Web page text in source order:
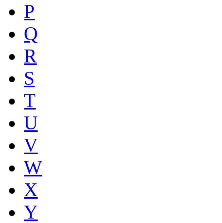
P
Q
R
S
T
U
V
W
X
Y